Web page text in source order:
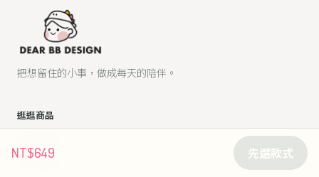
NT$649 先選款式
逛逛商品
全部商品